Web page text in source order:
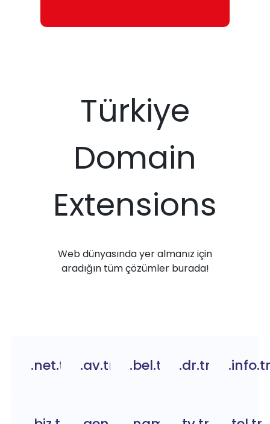
Türkiye
Domain
Extensions
Web dünyasında yer almanız için
aradığın tüm çözümler burada!
.net.tr .av.tr .bel.tr .dr.tr .info.tr